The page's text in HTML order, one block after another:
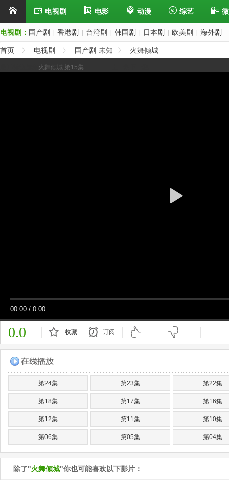
电视剧 电影 动漫 综艺
电视剧： 国产剧 香港剧 台湾剧 韩国剧 日本剧 欧美剧 海外剧
首页 电视剧 国产剧 未知 火舞倾城
火舞倾城 第15集
00:00 / 0:00
0.0 收藏 订阅
第24集 第23集 第22集
第18集 第17集 第16集
第12集 第11集 第10集
第06集 第05集 第04集
除了"火舞倾城"你也可能喜欢以下影片：